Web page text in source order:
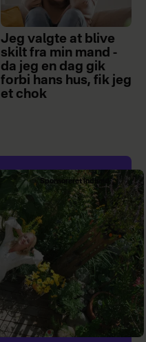
Jeg valgte at blive
skilt fra min mand -
da jeg en dag gik
forbi hans hus, fik jeg
et chok
Sponsoreret indhold